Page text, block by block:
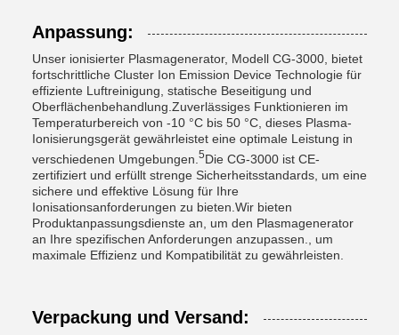
Anpassung:
Unser ionisierter Plasmagenerator, Modell CG-3000, bietet
fortschrittliche Cluster Ion Emission Device Technologie für
effiziente Luftreinigung, statische Beseitigung und
Oberflächenbehandlung.Zuverlässiges Funktionieren im
Temperaturbereich von -10 °C bis 50 °C, dieses Plasma-
Ionisierungsgerät gewährleistet eine optimale Leistung in
verschiedenen Umgebungen. 5Die CG-3000 ist CE-
zertifiziert und erfüllt strenge Sicherheitsstandards, um eine
sichere und effektive Lösung für Ihre
Ionisationsanforderungen zu bieten.Wir bieten
Produktanpassungsdienste an, um den Plasmagenerator
an Ihre spezifischen Anforderungen anzupassen., um
maximale Effizienz und Kompatibilität zu gewährleisten.
Verpackung und Versand: